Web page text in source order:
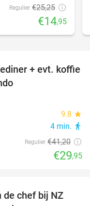
Regulier €25,25
€14,95
27%
+ evt. koffie
9.8 star
4 min. directions_walk
Regulier €41,20
€29,95
46%
de chef bij NZ